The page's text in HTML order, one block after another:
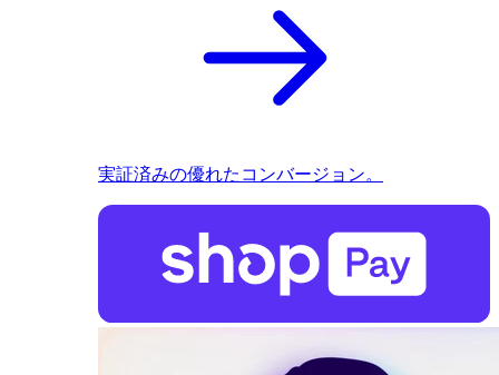
実証済みの優れたコンバージョン。